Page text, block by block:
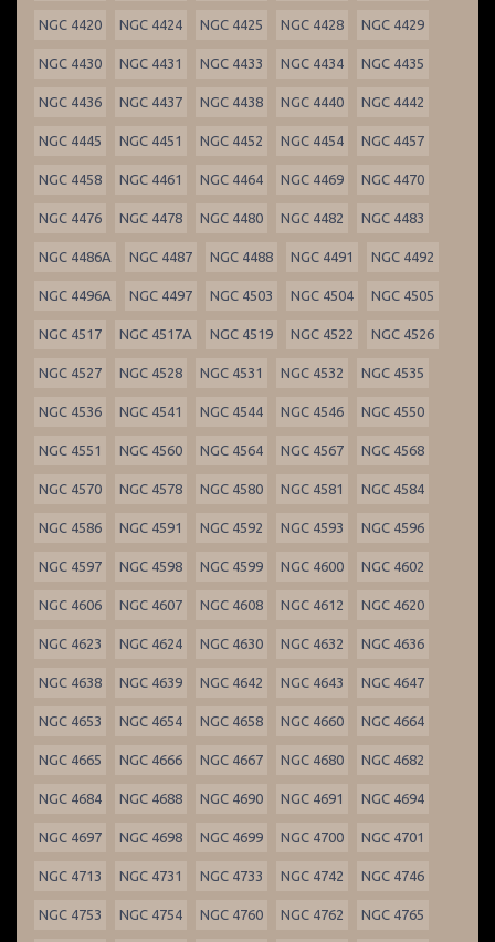
NGC 4420 NGC 4424 NGC 4425 NGC 4428 NGC 4429
NGC 4430 NGC 4431 NGC 4433 NGC 4434 NGC 4435
NGC 4436 NGC 4437 NGC 4438 NGC 4440 NGC 4442
NGC 4445 NGC 4451 NGC 4452 NGC 4454 NGC 4457
NGC 4458 NGC 4461 NGC 4464 NGC 4469 NGC 4470
NGC 4476 NGC 4478 NGC 4480 NGC 4482 NGC 4483
NGC 4486A NGC 4487 NGC 4488 NGC 4491 NGC 4492
NGC 4496A NGC 4497 NGC 4503 NGC 4504 NGC 4505
NGC 4517 NGC 4517A NGC 4519 NGC 4522 NGC 4526
NGC 4527 NGC 4528 NGC 4531 NGC 4532 NGC 4535
NGC 4536 NGC 4541 NGC 4544 NGC 4546 NGC 4550
NGC 4551 NGC 4560 NGC 4564 NGC 4567 NGC 4568
NGC 4570 NGC 4578 NGC 4580 NGC 4581 NGC 4584
NGC 4586 NGC 4591 NGC 4592 NGC 4593 NGC 4596
NGC 4597 NGC 4598 NGC 4599 NGC 4600 NGC 4602
NGC 4606 NGC 4607 NGC 4608 NGC 4612 NGC 4620
NGC 4623 NGC 4624 NGC 4630 NGC 4632 NGC 4636
NGC 4638 NGC 4639 NGC 4642 NGC 4643 NGC 4647
NGC 4653 NGC 4654 NGC 4658 NGC 4660 NGC 4664
NGC 4665 NGC 4666 NGC 4667 NGC 4680 NGC 4682
NGC 4684 NGC 4688 NGC 4690 NGC 4691 NGC 4694
NGC 4697 NGC 4698 NGC 4699 NGC 4700 NGC 4701
NGC 4713 NGC 4731 NGC 4733 NGC 4742 NGC 4746
NGC 4753 NGC 4754 NGC 4760 NGC 4762 NGC 4765